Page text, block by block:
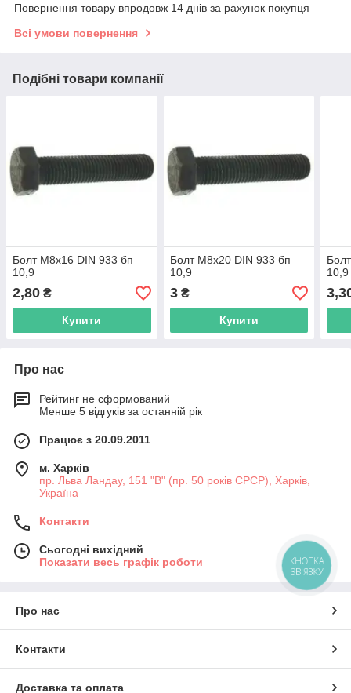
Повернення товару впродовж 14 днів за рахунок покупця
Всі умови повернення
Подібні товари компанії
Болт М8х16 DIN 933 бп
10,9
2,80 ₴
Купити
Болт М8х20 DIN 933 бп
10,9
3₴
Купити
10,9
Про нас
Рейтинг не сформований
Менше 5 відгуків за останній рік
Працює з 20.09.2011
м. Харків
пр. Льва Ландау, 151 "В" (пр. 50 років СРСР), Харків,
Україна
Контакти
Сьогодні вихідний
Показати весь графік роботи
Про нас
Контакти
Доставка та оплата
КНОПКА
ЗВ'ЯЗКУ